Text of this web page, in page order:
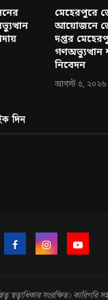
মেহেরপুরে
আয়োজনে
দপ্তর
গণঅভ্যুত্থান
নিবেদন
আগস্ট ৫, ২০২৬
দিন
স্বত্বাধিকার সংরক্ষিত।